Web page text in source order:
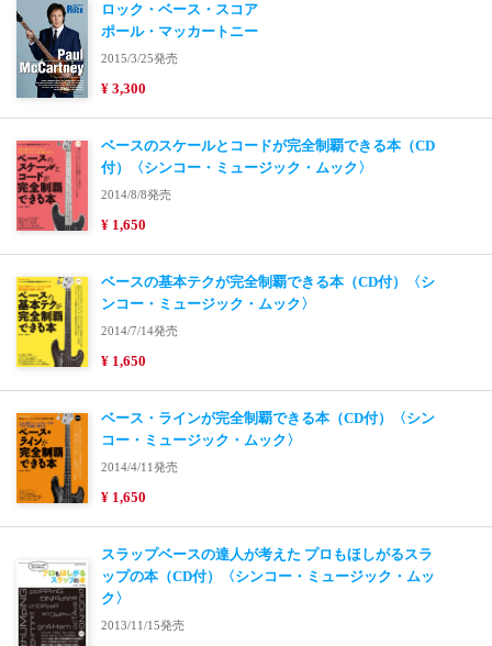
ロック・ベース・スコア
ポール・マッカートニー
2015/3/25発売
¥ 3,300
ベースのスケールとコードが完全制覇できる本（CD
付）〈シンコー・ミュージック・ムック〉
2014/8/8発売
¥ 1,650
ベースの基本テクが完全制覇できる本（CD付）〈シ
ンコー・ミュージック・ムック〉
2014/7/14発売
¥ 1,650
ベース・ラインが完全制覇できる本（CD付）〈シン
コー・ミュージック・ムック〉
2014/4/11発売
¥ 1,650
スラップベースの達人が考えた プロもほしがるスラ
ップの本（CD付）〈シンコー・ミュージック・ムッ
ク〉
2013/11/15発売